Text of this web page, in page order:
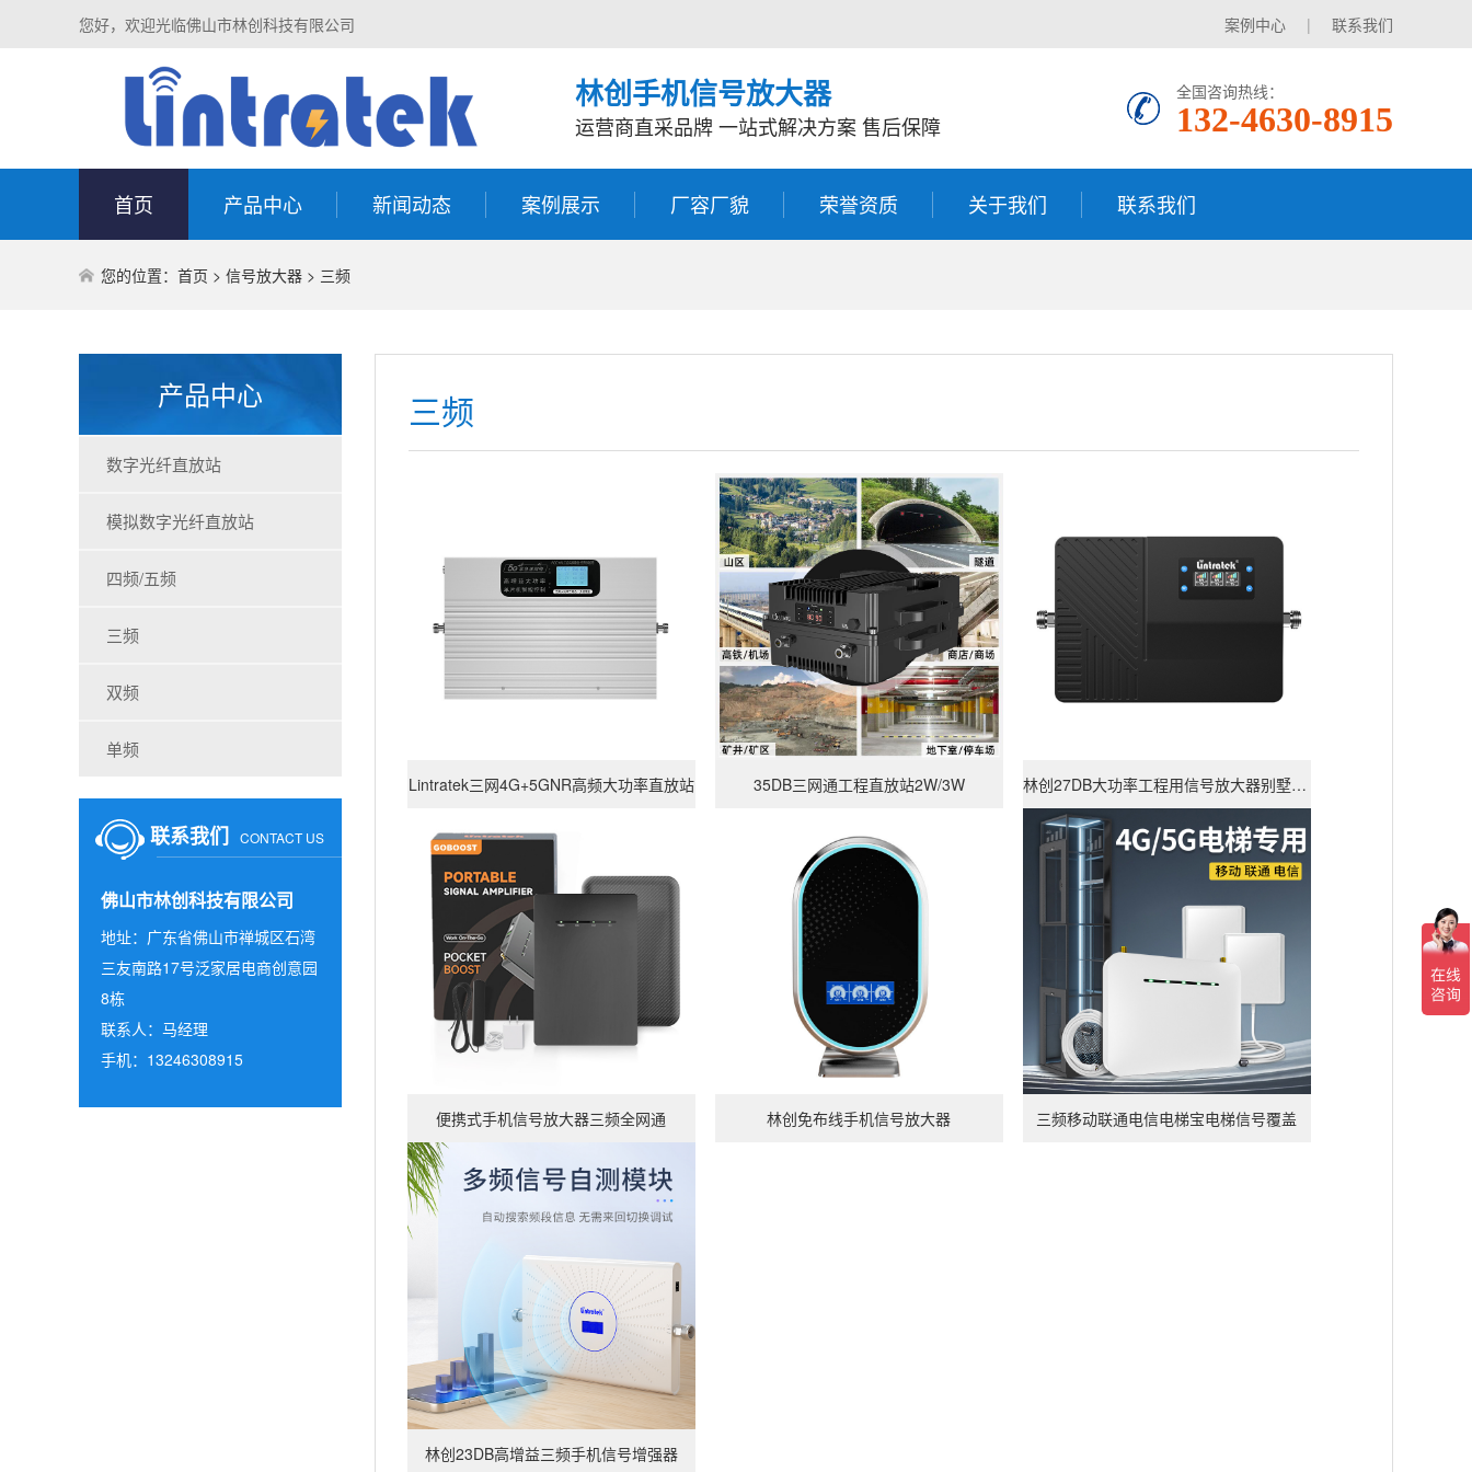
案例中心 | 联系我们
您好，欢迎光临佛山市林创科技有限公司
林创手机信号放大器
运营商直采品牌 一站式解决方案 售后保障
全国咨询热线：
132-4630-8915
首页 产品中心 新闻动态 案例展示 厂容厂貌 荣誉资质 关于我们 联系我们
您的位置： 首页 > 信号放大器 > 三频
产品中心
数字光纤直放站
模拟数字光纤直放站
四频/五频
三频
双频
单频
联系我们 CONTACT US
佛山市林创科技有限公司
地址：广东省佛山市禅城区石湾
三友南路17号泛家居电商创意园
8栋
联系人：马经理
手机：13246308915
三频
Lintratek三网4G+5GNR高频大功率直放站
查看详情
35DB三网通工程直放站2W/3W
林创27DB大功率工程用信号放大器别墅办公室
便携式手机信号放大器三频全网通
林创免布线手机信号放大器
查看详情
三频移动联通电信电梯宝电梯信号覆盖
查看详情
林创23DB高增益三频手机信号增强器